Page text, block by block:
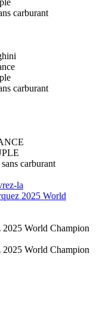
carburant
carburant
carburant
la
2025 World
World Champion
World Champion